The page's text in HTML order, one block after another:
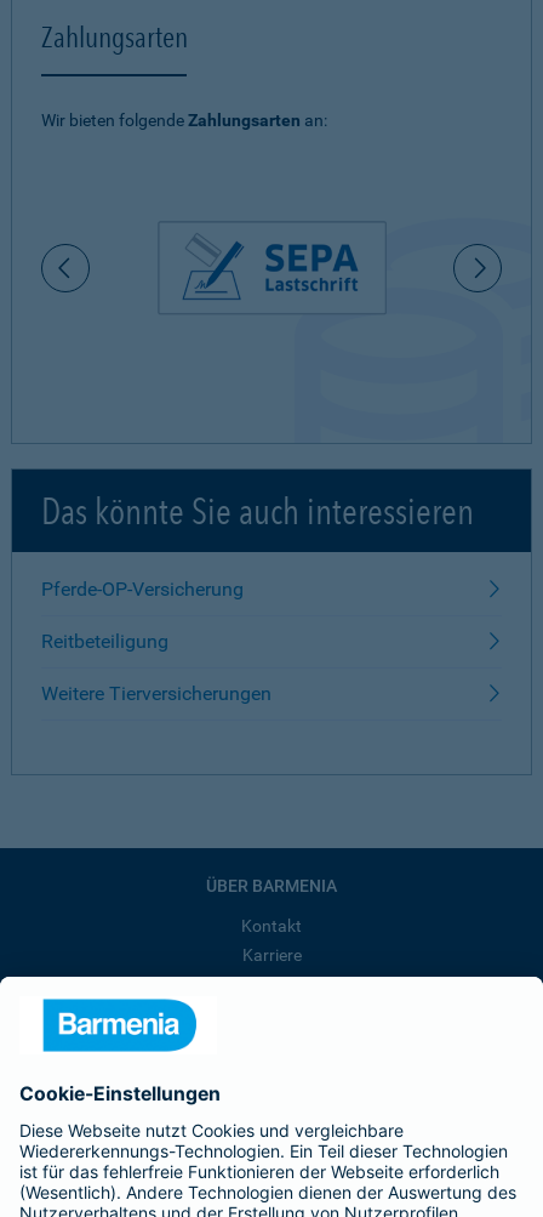
Zahlungsarten
Wir bieten folgendeZahlungsarten an:
Das könnte Sie auch interessieren
Pferde-OP-Versicherung
Reitbeteiligung
Weitere Tierversicherungen
ÜBER BARMENIA
Kontakt
Karriere
Barmenia ist Teil der BarmeniaGothaer
BELIEBTE SEITEN
Kranken-Zusatzversicherung